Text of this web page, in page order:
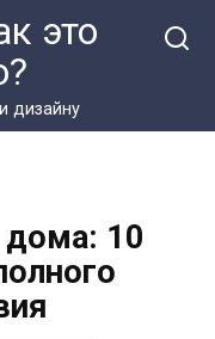
это
дизайну
дома: 10